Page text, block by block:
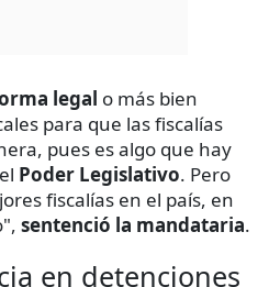
legal o más bien
para que las fiscalías
pues es algo que hay
Poder Legislativo. Pero
fiscalías en el país, en
sentenció la mandataria.
en detenciones